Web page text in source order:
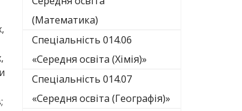
(Математика)
Спеціальність 014.06
«Середня освіта (Хімія)»
Спеціальність 014.07
«Середня освіта (Географія)»